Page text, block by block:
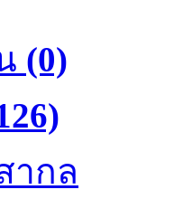
(0)
ากล